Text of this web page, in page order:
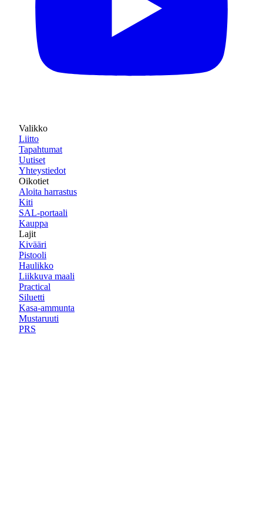
Valikko
Liitto
Tapahtumat
Uutiset
Yhteystiedot
Oikotiet
Aloita harrastus
Kiti
SAL-portaali
Kauppa
Lajit
Kivääri
Pistooli
Haulikko
Liikkuva maali
Practical
Siluetti
Kasa-ammunta
Mustaruuti
PRS